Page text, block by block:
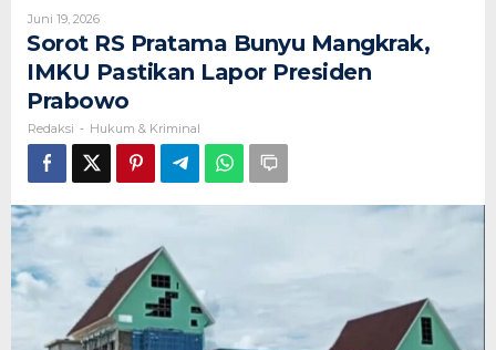
Mangkrak,
IMKU
Pastikan
Prabowo
Juni 19, 2026Oleh
Redaksi
Sorot RS Pratama Bunyu Mangkrak,
IMKU Pastikan Lapor Presiden
Prabowo
Redaksi - Hukum & Kriminal